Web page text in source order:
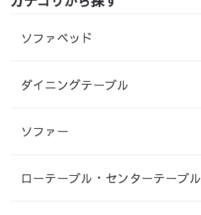
ソファベッド
ダイニングテーブル
ソファー
ローテーブル・センターテーブル